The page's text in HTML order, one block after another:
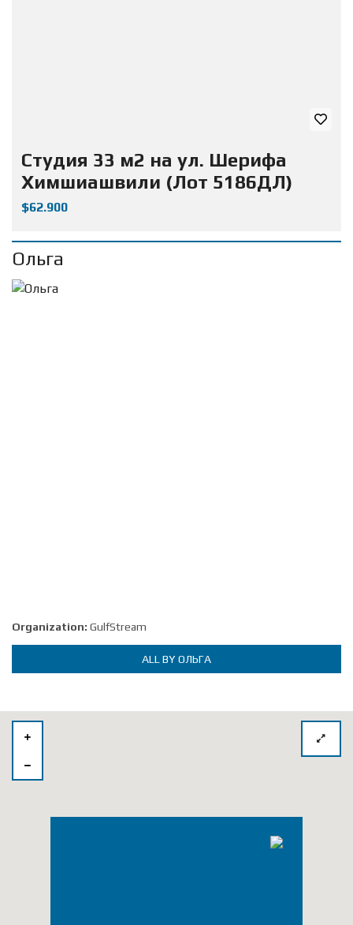
Студия 33 м2 на ул. Шерифа
Химшиашвили (Лот 5186ДЛ)
$62.900
Ольга
Organization: GulfStream
ALL BY ОЛЬГА